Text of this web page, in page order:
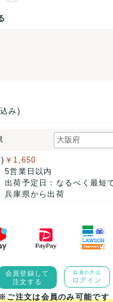
み)
￥1,650
5営業日以内
出荷予定日：なるべく最短
兵庫県から出荷
会員登録して
注文する
会員の方は
ログイン
※ご注文は会員のみ可能です